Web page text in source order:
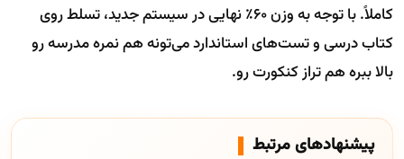
کاملاً. با توجه به وزن ۶۰٪ نهایی در سیستم جدید، تسلط روی
کتاب درسی و تست‌های استاندارد می‌تونه هم نمره مدرسه رو
بالا ببره هم تراز کنکورت رو.
پیشنهادهای مرتبط